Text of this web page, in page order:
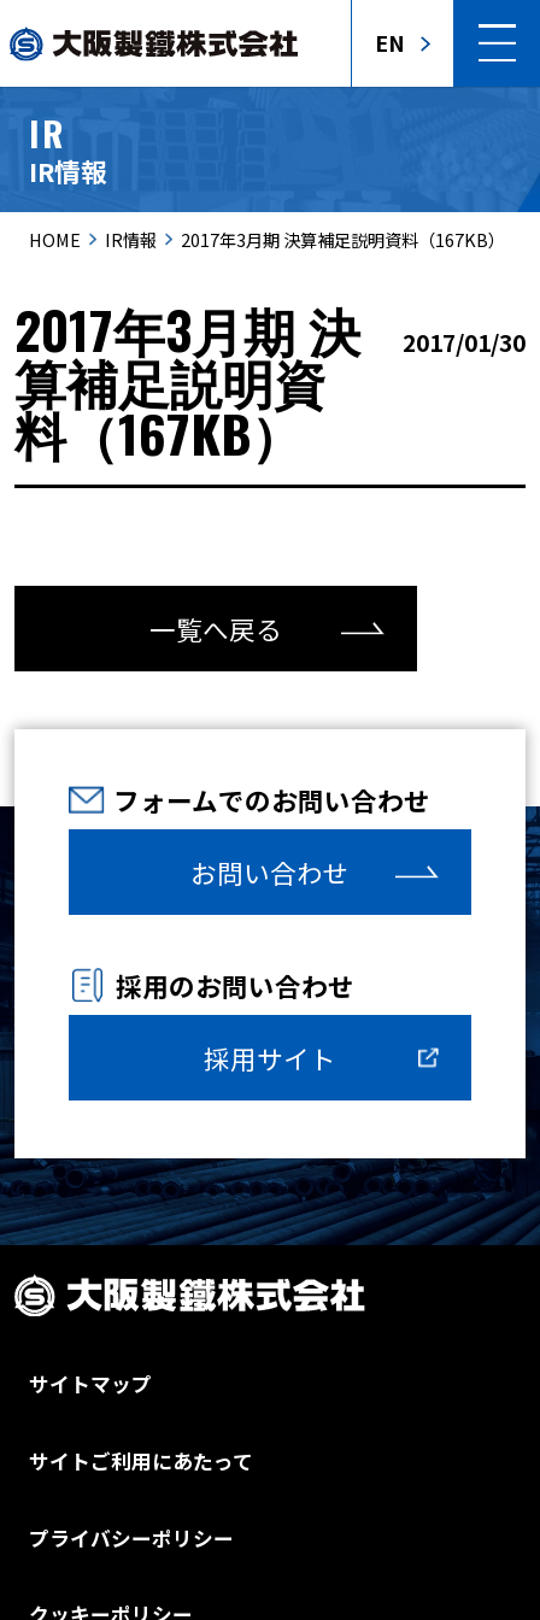
EN
IR
IR情報
HOME IR情報 2017年3月期 決算補足説明資料（167KB）
2017年3月期 決
算補足説明資
料（167KB）
2017/01/30
一覧へ戻る
フォームでのお問い合わせ
お問い合わせ
採用のお問い合わせ
採用サイト
サイトマップ
サイトご利用にあたって
プライバシーポリシー